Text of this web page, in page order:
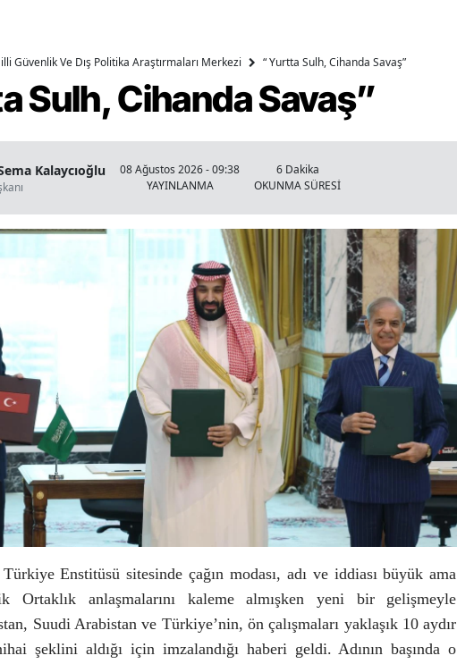
Güvenlik Ve Dış Politika Araştırmaları Merkezi “ Yurtta Sulh, Cihanda Savaş”
Sulh, Cihanda Savaş”
Kalaycıoğlu
08 Ağustos 2026 - 09:38
YAYINLANMA
6 Dakika
OKUNMA SÜRESİ
Enstitüsü sitesinde çağın modası, adı ve iddiası büyük ama
anlaşmalarını kaleme almışken yeni bir gelişmeyle
Suudi Arabistan ve Türkiye’nin, ön çalışmaları yaklaşık 10 aydır
şeklini aldığı için imzalandığı haberi geldi. Adının başında o